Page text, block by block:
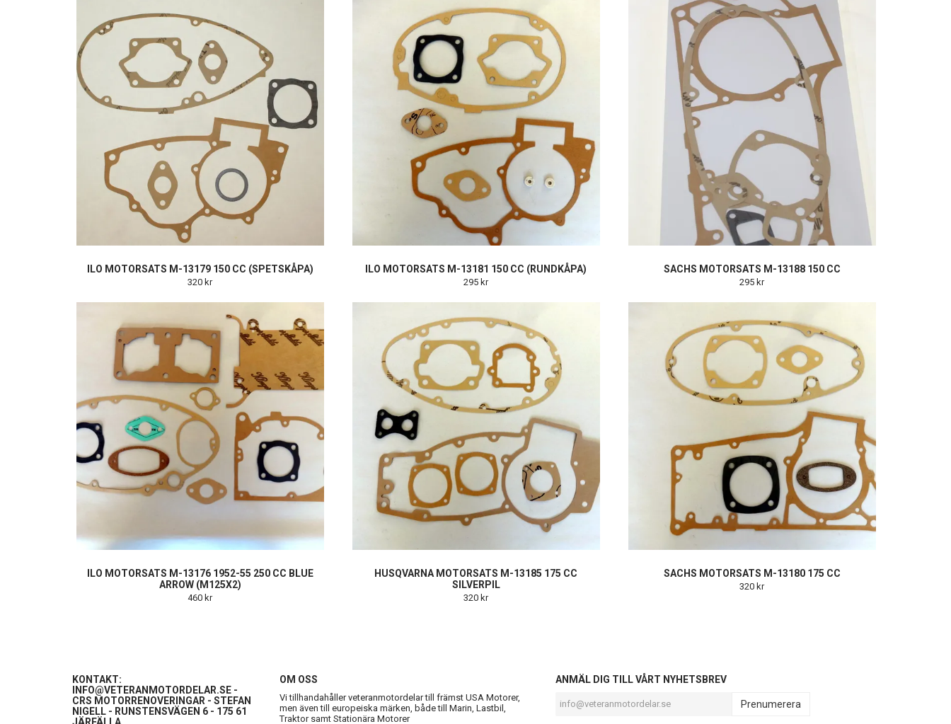
ILO MOTORSATS M-13179 150 CC (SPETSKÅPA)
320 kr
ILO MOTORSATS M-13181 150 CC (RUNDKÅPA)
295 kr
SACHS MOTORSATS M-13188 150 CC
295 kr
ILO MOTORSATS M-13176 1952-55 250 CC BLUE
ARROW (M125X2)
460 kr
HUSQVARNA MOTORSATS M-13185 175 CC
SILVERPIL
320 kr
SACHS MOTORSATS M-13180 175 CC
320 kr
KONTAKT:
INFO@VETERANMOTORDELAR.SE -
CRS MOTORRENOVERINGAR - STEFAN
NIGELL - RUNSTENSVÄGEN 6 - 175 61
JÄRFÄLLA
OM OSS
Vi tillhandahåller veteranmotordelar till främst USA Motorer,
men även till europeiska märken, både till Marin, Lastbil,
Traktor samt Stationära Motorer
ANMÄL DIG TILL VÅRT NYHETSBREV
Prenumerera